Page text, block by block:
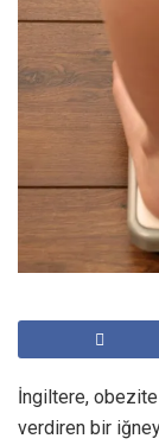
İngiltere, obezite
verdiren bir